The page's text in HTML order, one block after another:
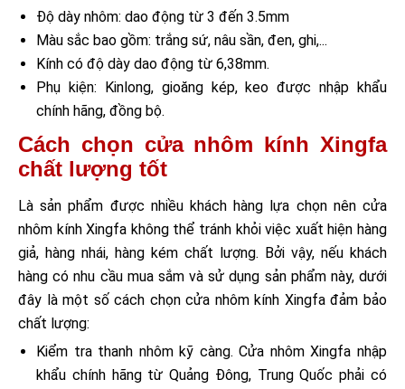
Độ dày nhôm: dao động từ 3 đến 3.5mm
Màu sắc bao gồm: trắng sứ, nâu sần, đen, ghi,...
Kính có độ dày dao động từ 6,38mm.
Phụ kiện: Kinlong, gioăng kép, keo được nhập khẩu
chính hãng, đồng bộ.
Cách chọn cửa nhôm kính Xingfa
chất lượng tốt
Là sản phẩm được nhiều khách hàng lựa chọn nên cửa
nhôm kính Xingfa không thể tránh khỏi việc xuất hiện hàng
giả, hàng nhái, hàng kém chất lượng. Bởi vậy, nếu khách
hàng có nhu cầu mua sắm và sử dụng sản phẩm này, dưới
đây là một số cách chọn cửa nhôm kính Xingfa đảm bảo
chất lượng:
Kiểm tra thanh nhôm kỹ càng. Cửa nhôm Xingfa nhập
khẩu chính hãng từ Quảng Đông, Trung Quốc phải có